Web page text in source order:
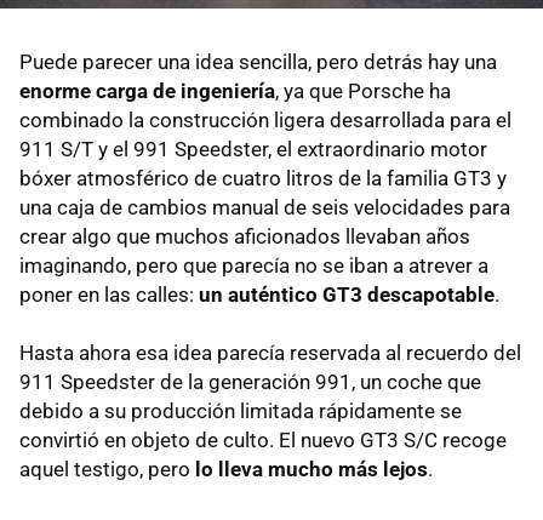
Puede parecer una idea sencilla, pero detrás hay una
enorme carga de ingeniería, ya que Porsche ha
combinado la construcción ligera desarrollada para el
911 S/T y el 991 Speedster, el extraordinario motor
bóxer atmosférico de cuatro litros de la familia GT3 y
una caja de cambios manual de seis velocidades para
crear algo que muchos aficionados llevaban años
imaginando, pero que parecía no se iban a atrever a
poner en las calles: un auténtico GT3 descapotable.
Hasta ahora esa idea parecía reservada al recuerdo del
911 Speedster de la generación 991, un coche que
debido a su producción limitada rápidamente se
convirtió en objeto de culto. El nuevo GT3 S/C recoge
aquel testigo, pero lo lleva mucho más lejos.